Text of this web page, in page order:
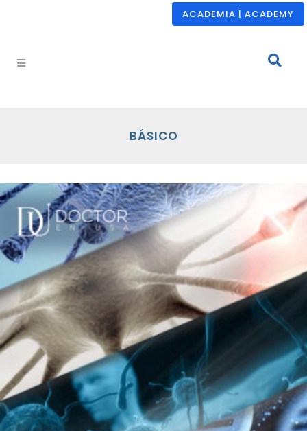
ACADEMIA | ACADEMY
BÁSICO